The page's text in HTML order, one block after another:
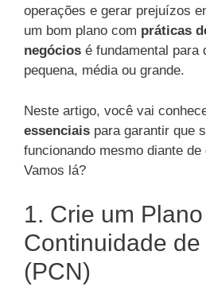
operações e gerar prejuízos
um bom plano com práticas
negócios é fundamental
pequena, média ou grande.
Neste artigo, você vai
essenciais para garantir que
funcionando mesmo diante
Vamos lá?
1. Crie um
Continuidade
(PCN)